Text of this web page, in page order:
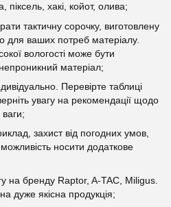
піксель, хакі, койот, олива;
тактичну сорочку, виготовлену
для ваших потреб матеріалу.
вологості може бути
матеріал;
Перевірте таблиці
увагу на рекомендації щодо
захист від погодних умов,
носити додаткове
на бренду Raptor, A-TAC, Miligus.
дуже якісна продукція;